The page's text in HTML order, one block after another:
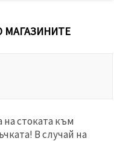
МАГАЗИНИТЕ
стоката към
В случай на